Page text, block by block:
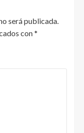
será publicada.
con*